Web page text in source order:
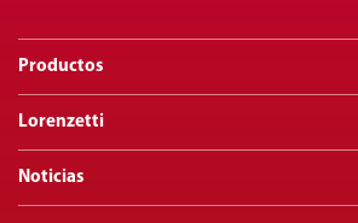
Productos
Lorenzetti
Noticias